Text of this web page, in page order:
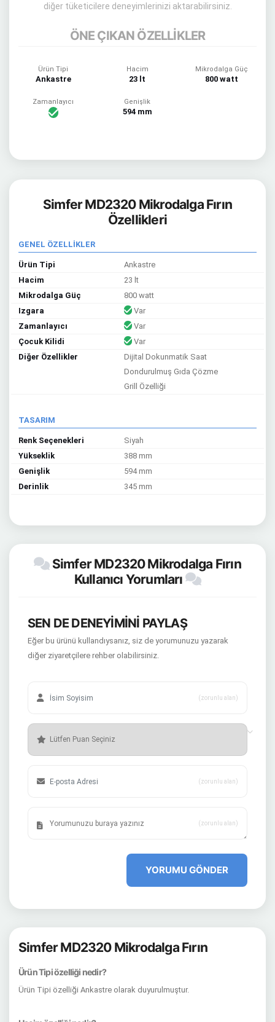
diğer tüketicilere deneyimlerinizi aktarabilirsiniz.
ÖNE ÇIKAN ÖZELLİKLER
Ürün Tipi
Ankastre
Hacim
23 lt
Mikrodalga Güç
800 watt
Zamanlayıcı Genişlik
594 mm
Simfer MD2320 Mikrodalga Fırın
Özellikleri
GENEL ÖZELLİKLER
Ürün Tipi
Ankastre
Hacim
23 lt
Mikrodalga Güç
800 watt
Izgara
Var
Zamanlayıcı
Var
Çocuk Kilidi
Var
Diğer Özellikler
Dijital Dokunmatik Saat
Dondurulmuş Gıda Çözme
Grill Özelliği
TASARIM
Renk Seçenekleri
Siyah
Yükseklik
388 mm
Genişlik
594 mm
Derinlik
345 mm
Simfer MD2320 Mikrodalga Fırın
Kullanıcı Yorumları
SEN DE DENEYİMİNİ PAYLAŞ
Eğer bu ürünü kullandıysanız, siz de yorumunuzu yazarak
diğer ziyaretçilere rehber olabilirsiniz.
(zorunlu alan)
(zorunlu alan)
(zorunlu alan)
YORUMU GÖNDER
Simfer MD2320 Mikrodalga Fırın
Ürün Tipi özelliği nedir?
Ürün Tipi özelliği Ankastre olarak duyurulmuştur.